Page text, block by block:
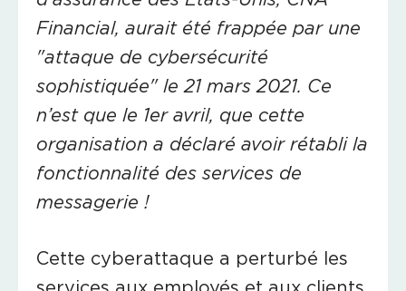
Financial, aurait été frappée par une
"attaque de cybersécurité
sophistiquée" le 21 mars 2021. Ce
n’est que le 1er avril, que cette
organisation a déclaré avoir rétabli la
fonctionnalité des services de
messagerie !
Cette cyberattaque a perturbé les